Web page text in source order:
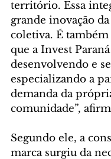
território. Essa
grande inovação
coletiva. É
que a Invest
desenvolvendo e se
especializando a
demanda da
comunidade”,
Segundo ele, a
marca surgiu da